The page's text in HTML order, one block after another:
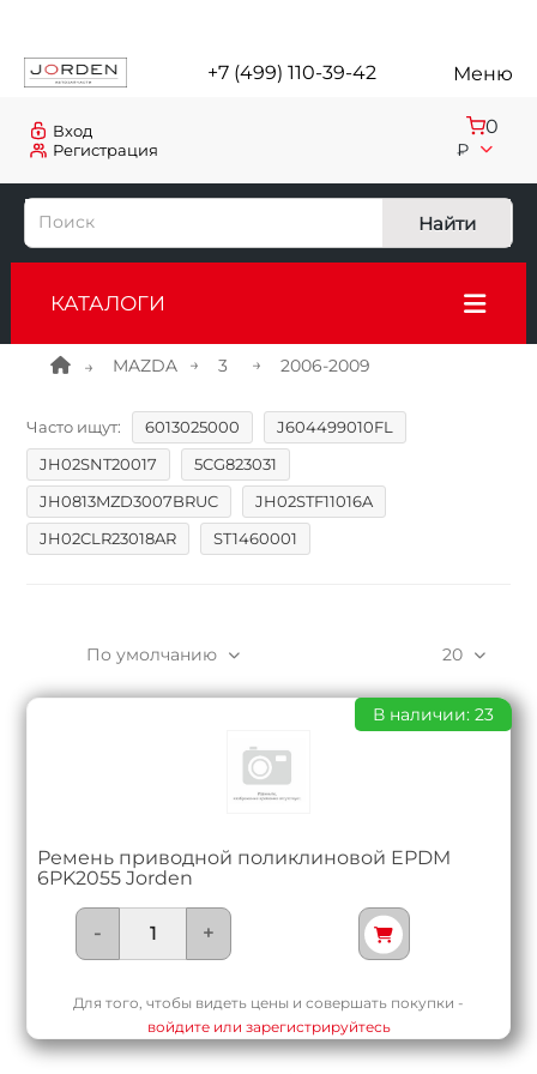
+7 (499) 110-39-42 Меню
Регистрация
Вход 0
₽
Найти
КАТАЛОГИ
MAZDA 3 2006-2009
Часто ищут: 6013025000
J604499010FL
JH02SNT20017
5CG823031
JH0813MZD3007BRUC
JH02STF11016A
JH02CLR23018AR
ST1460001
20
По умолчанию
Ремень приводной поликлиновой EPDM
6PK2055 Jorden
В наличии: 23
- +
Для того, чтобы видеть цены и совершать покупки -
войдите или зарегистрируйтесь